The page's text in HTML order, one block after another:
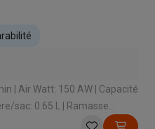
| Air Watt: 150 AW | Capacité
sac: 0.65 L | Ramasse
| Temps de charge: 180 min